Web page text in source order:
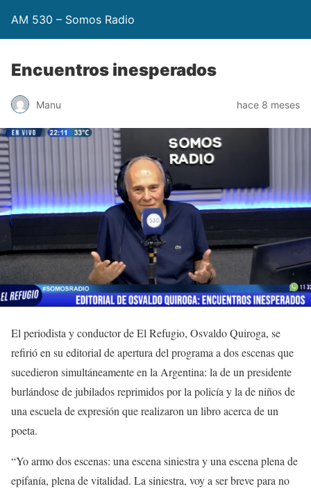
AM 530 – Somos Radio
Encuentros inesperados
Manu hace 8 meses
El periodista y conductor de El Refugio, Osvaldo Quiroga, se
refirió en su editorial de apertura del programa a dos escenas que
sucedieron simultáneamente en la Argentina: la de un presidente
burlándose de jubilados reprimidos por la policía y la de niños de
una escuela de expresión que realizaron un libro acerca de un
poeta.
“Yo armo dos escenas: una escena siniestra y una escena plena de
epifanía, plena de vitalidad. La siniestra, voy a ser breve para no